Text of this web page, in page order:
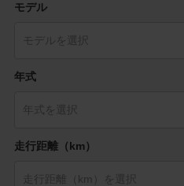
モデル
年式
走行距離（km）